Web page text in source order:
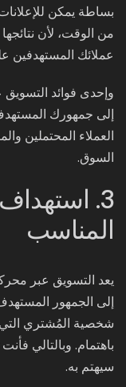
بساطة يمكن
من الوقت، لأن
عملائك المستهدفين
وإحدى فوائد
إلى جمهورك
العملاء المحتملين
السوق.
3.
المناسب
إلى الجمهور
شخصية المُشتري التي
باهتمام. وبالتالي
سيهتم به.